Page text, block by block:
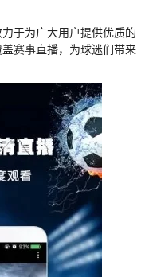
于为广大用户提供优质的
赛事直播，为球迷们带来